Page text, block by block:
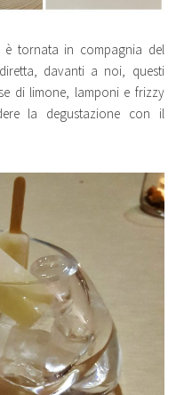
tornata in compagnia del
davanti a noi, questi
di limone, lamponi e frizzy
la degustazione con il